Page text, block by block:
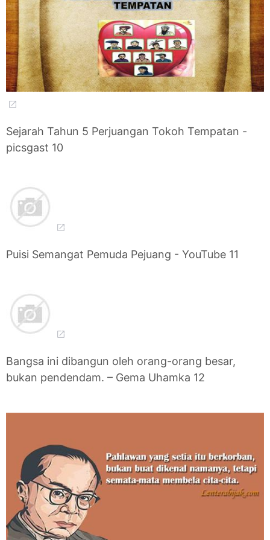
Sejarah Tahun 5 Perjuangan Tokoh Tempatan -
picsgast 10
Puisi Semangat Pemuda Pejuang - YouTube 11
Bangsa ini dibangun oleh orang-orang besar,
bukan pendendam. – Gema Uhamka 12